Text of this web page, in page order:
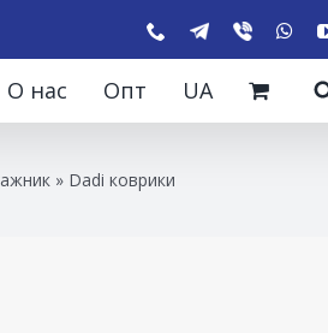
О нас Опт UA
» Dadi коврики